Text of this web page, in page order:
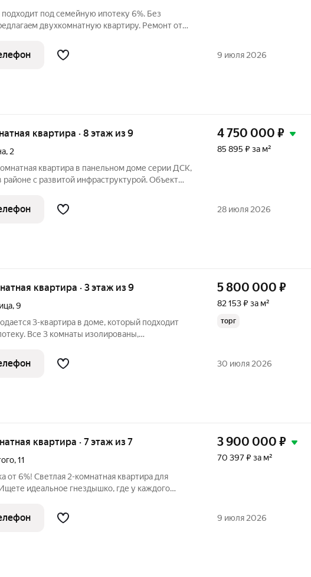
подходит под семейную ипотеку 6%. Без
двухкoмнaтную квартиру. Ремонт от
вcе ,что так необходимo для
наxoдитcя в
9 июля 2026
квартира · 8 этаж из 9
, 2
квартира в панельном доме серии ДСК,
районе с развитой инфраструктурой. Объект
на разные стороны, обеспечивая
4 750 000 ₽
85 895 ₽ за м²
28 июля 2026
квартира · 3 этаж из 9
,9
3-квартира в доме, который подходит
Все 3 комнаты изолированы,
везде, в санузле ремонт от застройщика. За
5 800 000 ₽
82 153 ₽ за м²
торг
30 июля 2026
квартира · 7 этаж из 7
,11
от 6%! Светлая 2-комнатная квартира для
идеальное гнездышко, где у каждого
в самом тихом районе города здесь вас
3 900 000 ₽
70 397 ₽ за м²
9 июля 2026